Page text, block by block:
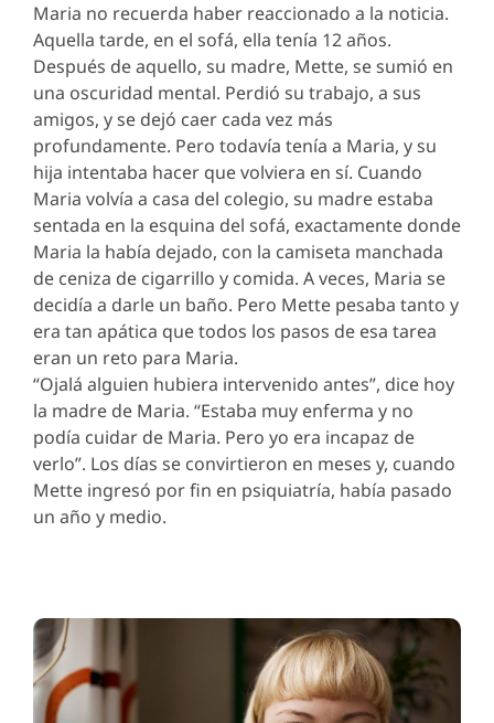
Maria no recuerda haber reaccionado a la noticia.
Aquella tarde, en el sofá, ella tenía 12 años.
Después de aquello, su madre, Mette, se sumió en
una oscuridad mental. Perdió su trabajo, a sus
amigos, y se dejó caer cada vez más
profundamente. Pero todavía tenía a Maria, y su
hija intentaba hacer que volviera en sí. Cuando
Maria volvía a casa del colegio, su madre estaba
sentada en la esquina del sofá, exactamente donde
Maria la había dejado, con la camiseta manchada
de ceniza de cigarrillo y comida. A veces, Maria se
decidía a darle un baño. Pero Mette pesaba tanto y
era tan apática que todos los pasos de esa tarea
eran un reto para Maria.
“Ojalá alguien hubiera intervenido antes”, dice hoy
la madre de Maria. “Estaba muy enferma y no
podía cuidar de Maria. Pero yo era incapaz de
verlo”. Los días se convirtieron en meses y, cuando
Mette ingresó por fin en psiquiatría, había pasado
un año y medio.